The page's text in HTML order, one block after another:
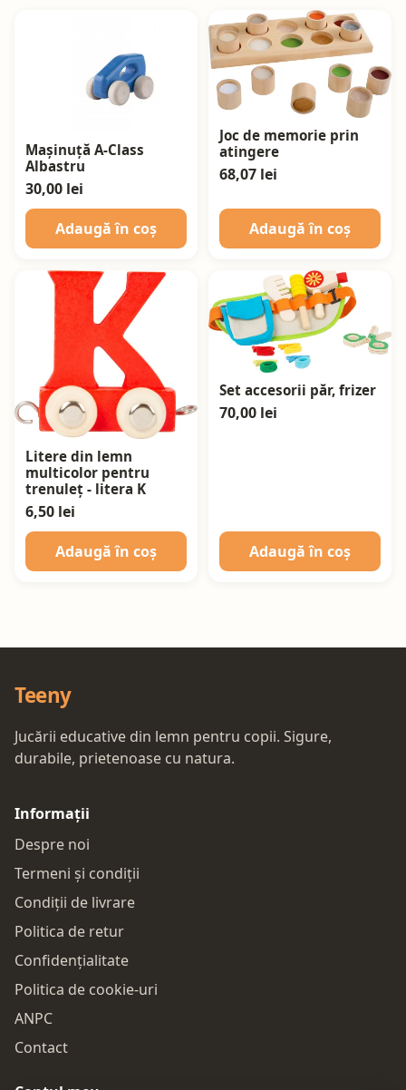
Mașinuță A-Class
Albastru
30,00 lei
Adaugă în coș
Joc de memorie prin
atingere
68,07 lei
Adaugă în coș
Litere din lemn
multicolor pentru
trenuleț - litera K
6,50 lei
Adaugă în coș
Set accesorii păr, frizer
70,00 lei
Adaugă în coș
Teeny
Jucării educative din lemn pentru copii. Sigure,
durabile, prietenoase cu natura.
Informații
Despre noi
Termeni și condiții
Condiții de livrare
Politica de retur
Confidențialitate
Politica de cookie-uri
ANPC
Contact